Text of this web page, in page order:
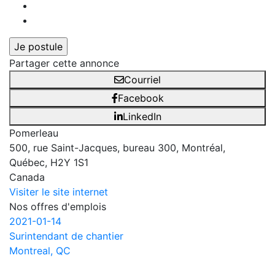
Partager cette annonce
Courriel
Facebook
LinkedIn
Pomerleau
500, rue Saint-Jacques, bureau 300, Montréal,
Québec, H2Y 1S1
Canada
Visiter le site internet
Nos offres d'emplois
2021-01-14
Surintendant de chantier
Montreal, QC